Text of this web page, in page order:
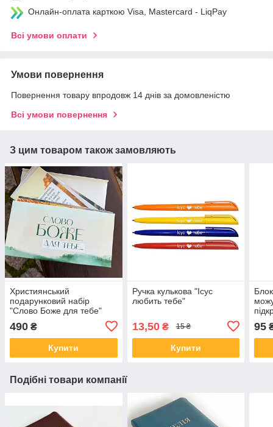
Онлайн-оплата карткою Visa, Mastercard - LiqPay
Всі умови оплати
Умови повернення
Повернення товару впродовж 14 днів за домовленістю
Всі умови повернення
З цим товаром також замовляють
Християнський
подарунковий набір
"Слово Боже для тебе"
490 ₴
Купити
Ручка кулькова "Ісус
любить тебе"
13,50₴ 15 ₴
Купити
95
Подібні товари компанії